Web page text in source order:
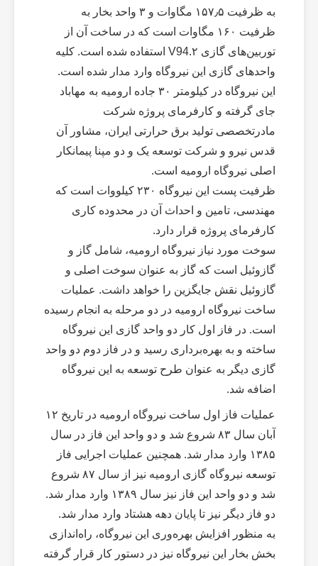
به ظرفیت ۱۵۷٫۵ مگاوات و ۳ واحد بخار به
ظرفیت ۱۶۰ مگاوات است که در ساخت آن از
توربین‌های گازی V94.۲ استفاده شده است. کلیه
واحدهای گازی این نیروگاه وارد مدار شده است.
این نیروگاه در کیلومتر ۳۰ جاده ارومیه به مهاباد
جای گرفته و کارفرمای پروژه شرکت
مادرتخصصی تولید برق حرارتی ایران، مشاور آن
قدس نیرو و شرکت توسعه یک و دو مپنا پیمانکار
اصلی نیروگاه ارومیه است.
ظرفیت پست این نیروگاه ۲۳۰ کیلووات است که
مهندسی، تامین و احداث آن در محدوده کاری
کارفرمای پروژه قرار دارد.
سوخت مورد نیاز نیروگاه ارومیه، شامل گاز و
گازوئیل است که گاز به عنوان سوخت اصلی و
گازوئیل نقش جایگزین را خواهد داشت. عملیات
ساخت نیروگاه ارومیه در دو مرحله به انجام رسیده
است. در فاز اول کار دو واحد گازی این نیروگاه
ساخته و به بهره‌برداری رسید و در فاز دوم دو واحد
گازی دیگر به عنوان طرح توسعه به این نیروگاه
اضافه شد.
عملیات فاز اول ساخت نیروگاه ارومیه در تاریخ ۱۲
آبان سال ۸۳ شروع شد و دو واحد این فاز در سال
۱۳۸۵ وارد مدار شد. همچنین عملیات اجرایی فاز
توسعه نیروگاه گازی ارومیه نیز از سال ۸۷ شروع
شد و دو واحد این فاز نیز سال ۱۳۸۹ وارد مدار شد.
دو فاز دیگر نیز تا پایان دهه هشتاد وارد مدار شد.
به منظور افزایش بهره‌وری این نیروگاه، راه‌اندازی
بخش بخار این نیروگاه نیز در دستور کار قرار گرفته